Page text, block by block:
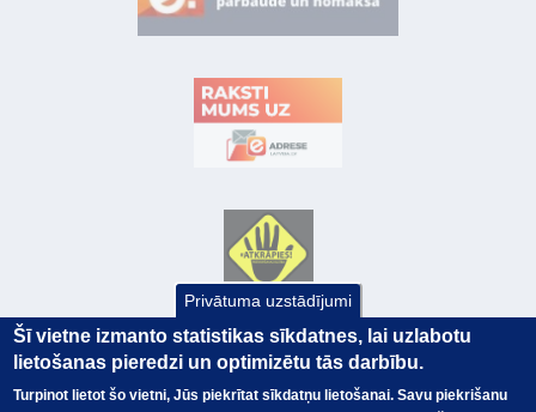
Privātuma uzstādījumi
Šī vietne izmanto statistikas sīkdatnes, lai uzlabotu
lietošanas pieredzi un optimizētu tās darbību.
Turpinot lietot šo vietni, Jūs piekrītat sīkdatņu lietošanai. Savu piekrišanu